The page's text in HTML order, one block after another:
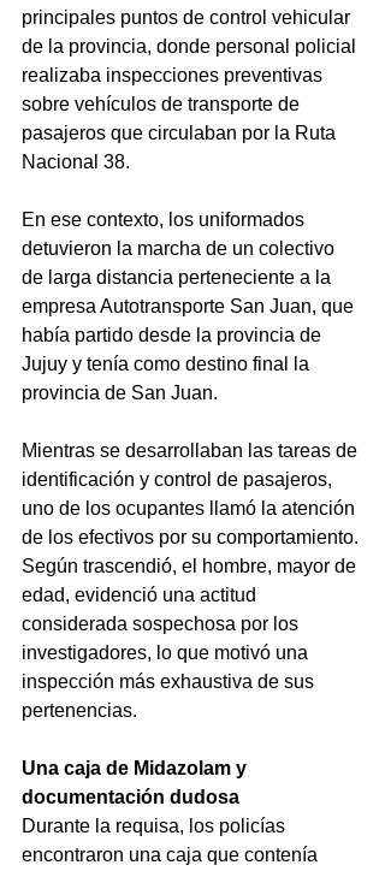
principales puntos de control vehicular
de la provincia, donde personal policial
realizaba inspecciones preventivas
sobre vehículos de transporte de
pasajeros que circulaban por la Ruta
Nacional 38.
En ese contexto, los uniformados
detuvieron la marcha de un colectivo
de larga distancia perteneciente a la
empresa Autotransporte San Juan, que
había partido desde la provincia de
Jujuy y tenía como destino final la
provincia de San Juan.
Mientras se desarrollaban las tareas de
identificación y control de pasajeros,
uno de los ocupantes llamó la atención
de los efectivos por su comportamiento.
Según trascendió, el hombre, mayor de
edad, evidenció una actitud
considerada sospechosa por los
investigadores, lo que motivó una
inspección más exhaustiva de sus
pertenencias.
Una caja de Midazolam y
documentación dudosa
Durante la requisa, los policías
encontraron una caja que contenía